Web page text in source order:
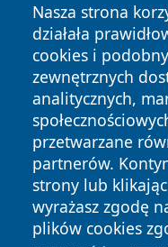
Nasza strona
działała
cookies i
zewnętrznych
analitycznych,
przetwarzane
partnerów.
strony lub
wyrażasz zgodę
plików cookies
Copyright © 2026
zastrzeżone.
News Autorzy